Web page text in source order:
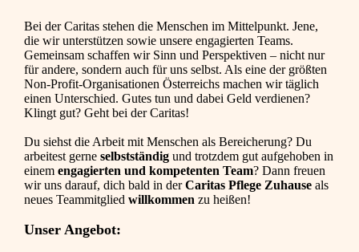
Bei der Caritas stehen die Menschen im Mittelpunkt. Jene,
die wir unterstützen sowie unsere engagierten Teams.
Gemeinsam schaffen wir Sinn und Perspektiven – nicht nur
für andere, sondern auch für uns selbst. Als eine der größten
Non-Profit-Organisationen Österreichs machen wir täglich
einen Unterschied. Gutes tun und dabei Geld verdienen?
Klingt gut? Geht bei der Caritas!
Du siehst die Arbeit mit Menschen als Bereicherung? Du
arbeitest gerne selbstständig und trotzdem gut aufgehoben in
einem engagierten und kompetenten Team? Dann freuen
wir uns darauf, dich bald in derCaritas Pflege Zuhause als
neues Teammitglied willkommen zu heißen!
Unser Angebot: